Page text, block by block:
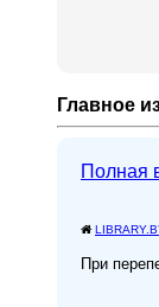
Главное
Полная
При